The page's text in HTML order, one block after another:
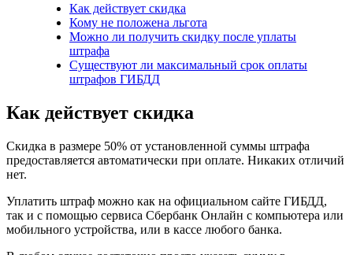
Как действует скидка
Кому не положена льгота
Можно ли получить скидку после уплаты
штрафа
Существуют ли максимальный срок оплаты
штрафов ГИБДД
Как действует скидка
Скидка в размере 50% от установленной суммы штрафа
предоставляется автоматически при оплате. Никаких отличий
нет.
Уплатить штраф можно как на официальном сайте ГИБДД,
так и с помощью сервиса Сбербанк Онлайн с компьютера или
мобильного устройства, или в кассе любого банка.